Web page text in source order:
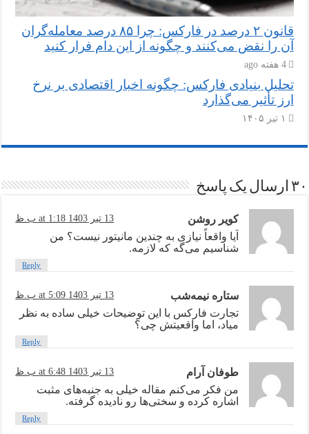
قانون ۲ درصد در فارکس: چرا ۸۵ درصد معامله‌گران
آن را نقض می‌کنند و چگونه از این دام فرار کنید
4 هفته ago
تحلیل بنیادی فارکس: چگونه اخبار اقتصادی بر نرخ
ارز تأثیر می‌گذارد
۱ تیر ۱۴۰۵
۳۰ ارسال یک پاسخ
کویر روشن 13 تیر 1403 at 1:18 ب.ظ
آیا واقعاً نیازی به چندین مانیتور نیست؟ من
شناسیم می‌گه که لازمه.
Reply
ستاره نیمه‌شب 13 تیر 1403 at 5:09 ب.ظ
تجارت فارکس با این توضیحات خیلی ساده به نظر
میاد، اما واقعیتش چی؟
Reply
طوفان آرام 13 تیر 1403 at 6:48 ب.ظ
من فکر می‌کنم مقاله خیلی به جنبه‌های مثبت
اشاره کرده و سختی‌ها رو نادیده گرفته.
Reply